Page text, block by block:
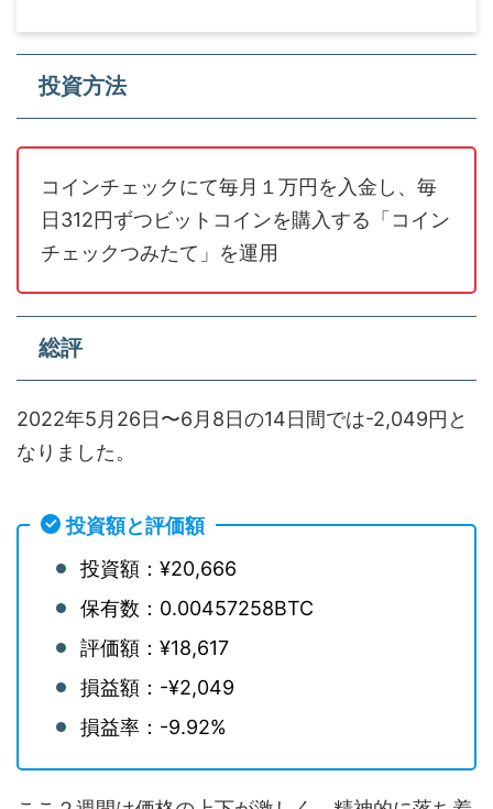
投資方法
コインチェックにて毎月１万円を入金し、毎
日312円ずつビットコインを購入する「コイン
チェックつみたて」を運用
総評
2022年5月26日〜6月8日の14日間では-2,049円と
なりました。
投資額と評価額
投資額：¥20,666
保有数：0.00457258BTC
評価額：¥18,617
損益額：-¥2,049
損益率：-9.92%